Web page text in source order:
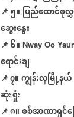
📌၅။ ပြည်ထောင်စု
ဆွေးနွေး
📌၆။ Nway Oo
ရောင်းချ
📌၇။ကျွန်းလှမြို့နယ်
ဆုံးရှုံး
📌၈။စစ်အာဏာရှင်က